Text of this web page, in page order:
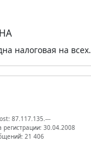
налоговая на всех.
87.117.135.---
регистрации: 30.04.2008
21 406